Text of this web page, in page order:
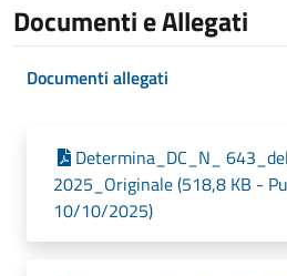
Documenti e Allegati
Documenti allegati
Determina_DC_N_
2025_Originale (518,8 KB -
10/10/2025)